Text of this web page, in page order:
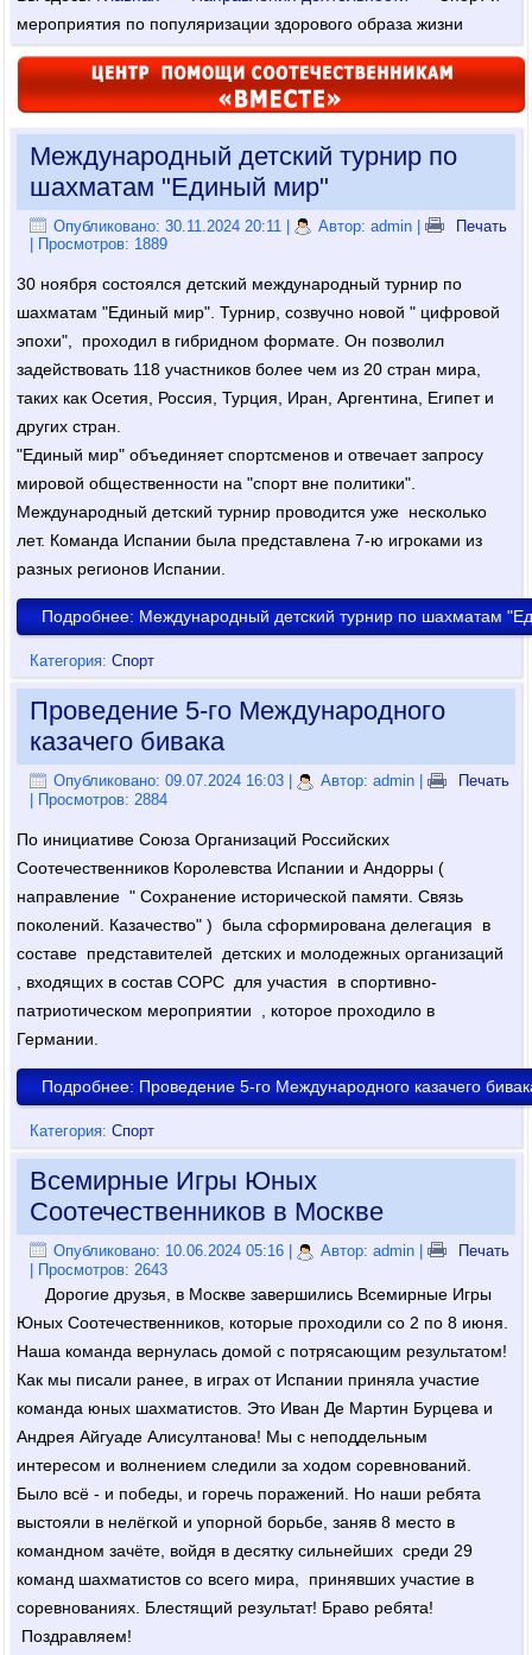
мероприятия по популяризации здорового образа жизни
Международный детский турнир по
шахматам "Единый мир"
Опубликовано: 30.11.2024 20:11 Автор: admin |
Печать
| Просмотров: 1889
30 ноября состоялся детский международный турнир по
шахматам "Единый мир". Турнир, созвучно новой " цифровой
эпохи", проходил в гибридном формате. Он позволил
задействовать 118 участников более чем из 20 стран мира,
таких как Осетия, Россия, Турция, Иран, Аргентина, Египет и
других стран.
"Единый мир" объединяет спортсменов и отвечает запросу
мировой общественности на "спорт вне политики".
Международный детский турнир проводится уже несколько
лет. Команда Испании была представлена 7-ю игроками из
разных регионов Испании.
Подробнее: Международный детский турнир по шахматам
Категория:Спорт
Проведение 5-го Международного
казачего бивака
Опубликовано: 09.07.2024 16:03 Автор: admin |
Печать
| Просмотров: 2884
По инициативе Союза Организаций Российских
Соотечественников Королевства Испании и Андорры (
направление " Сохранение исторической памяти. Связь
поколений. Казачество" ) была сформирована делегация в
составе представителей детских и молодежных организаций
, входящих в состав СОРС для участия в спортивно-
патриотическом мероприятии , которое проходило в
Германии.
Подробнее: Проведение 5-го Международного казачего
Категория:Спорт
Всемирные Игры Юных
Соотечественников в Москве
Опубликовано: 10.06.2024 05:16 Автор: admin |
Печать
| Просмотров: 2643
Дорогие друзья, в Москве завершились Всемирные Игры
Юных Соотечественников, которые проходили со 2 по 8 июня.
Наша команда вернулась домой с потрясающим результатом!
Как мы писали ранее, в играх от Испании приняла участие
команда юных шахматистов. Это Иван Де Мартин Бурцева и
Андрея Айгуаде Алисултанова! Мы с неподдельным
интересом и волнением следили за ходом соревнований.
Было всё - и победы, и горечь поражений. Но наши ребята
выстояли в нелёгкой и упорной борьбе, заняв 8 место в
командном зачёте, войдя в десятку сильнейших среди 29
команд шахматистов со всего мира, принявших участие в
соревнованиях. Блестящий результат! Браво ребята!
Поздравляем!